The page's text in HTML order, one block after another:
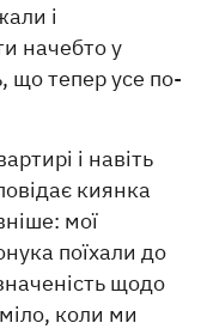
і
начебто у
що тепер усе по-
і навіть
киянка
мої
поїхали до
щодо
коли ми